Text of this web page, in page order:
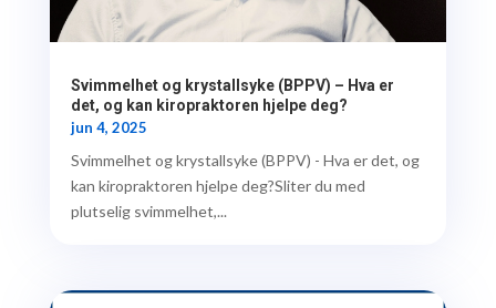
Svimmelhet og krystallsyke (BPPV) – Hva er
det, og kan kiropraktoren hjelpe deg?
jun 4, 2025
Svimmelhet og krystallsyke (BPPV) - Hva er det, og
kan kiropraktoren hjelpe deg?Sliter du med
plutselig svimmelhet,...